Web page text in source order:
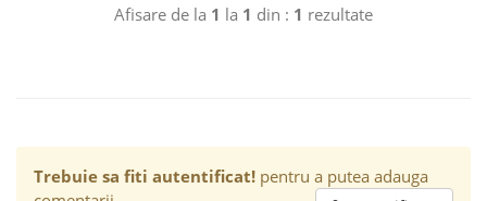
Afisare de la 1 la 1 din : 1 rezultate
Trebuie sa fiti autentificat! pentru a putea adauga